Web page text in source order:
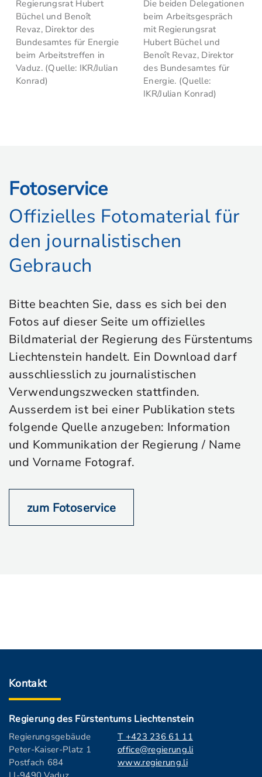
Regierungsrat Hubert
Büchel und Benoît
Revaz, Direktor des
Bundesamtes für Energie
beim Arbeitstreffen in
Vaduz. (Quelle: IKR/Julian
Konrad)
Die beiden Delegationen
beim Arbeitsgespräch
mit Regierungsrat
Hubert Büchel und
Benoît Revaz, Direktor
des Bundesamtes für
Energie. (Quelle:
IKR/Julian Konrad)
Fotoservice
Offizielles Fotomaterial für
den journalistischen
Gebrauch
Bitte beachten Sie, dass es sich bei den
Fotos auf dieser Seite um offizielles
Bildmaterial der Regierung des Fürstentums
Liechtenstein handelt. Ein Download darf
ausschliesslich zu journalistischen
Verwendungszwecken stattfinden.
Ausserdem ist bei einer Publikation stets
folgende Quelle anzugeben: Information
und Kommunikation der Regierung / Name
und Vorname Fotograf.
zum Fotoservice
Kontakt
Regierung des Fürstentums Liechtenstein
Regierungsgebäude
Peter-Kaiser-Platz 1
Postfach 684
T +423 236 61 11
office@regierung.li
www.regierung.li